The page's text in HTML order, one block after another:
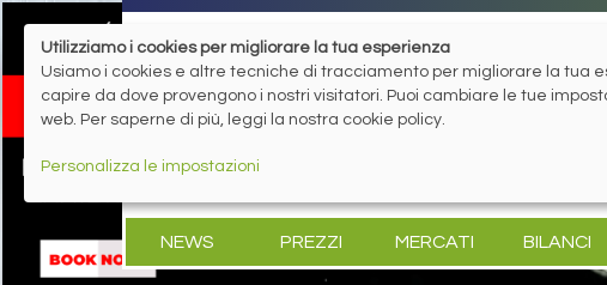
NEWS PREZZI MERCATI BILANCI
Utilizziamo i cookies per migliorare la tua esperienza
Usiamo i cookies e altre tecniche di tracciamento per migliorare la tua
capire da dove provengono i nostri visitatori. Puoi cambiare le tue
web. Per saperne di più, leggi la nostra cookie policy.
Personalizza le impostazioni